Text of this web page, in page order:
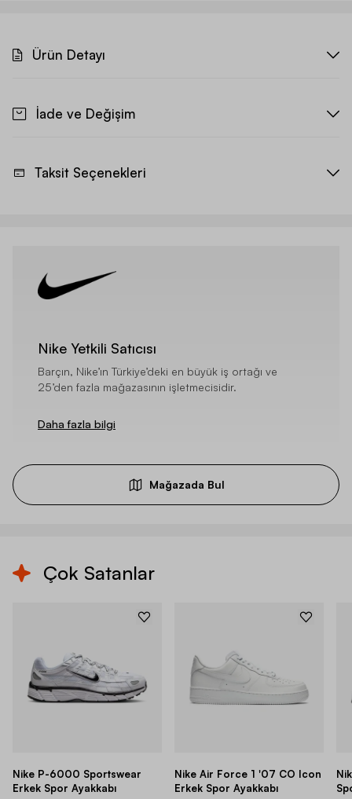
Ürün Detayı
İade ve Değişim
Taksit Seçenekleri
Nike Yetkili Satıcısı
Barçın, Nike’ın Türkiye’deki en büyük iş ortağı ve
25’den fazla mağazasının işletmecisidir.
Daha fazla bilgi
Mağazada Bul
Çok Satanlar
Nike P-6000 Sportswear
Erkek Spor Ayakkabı
Nike Air Force 1 '07 CO Icon
Erkek Spor Ayakkabı